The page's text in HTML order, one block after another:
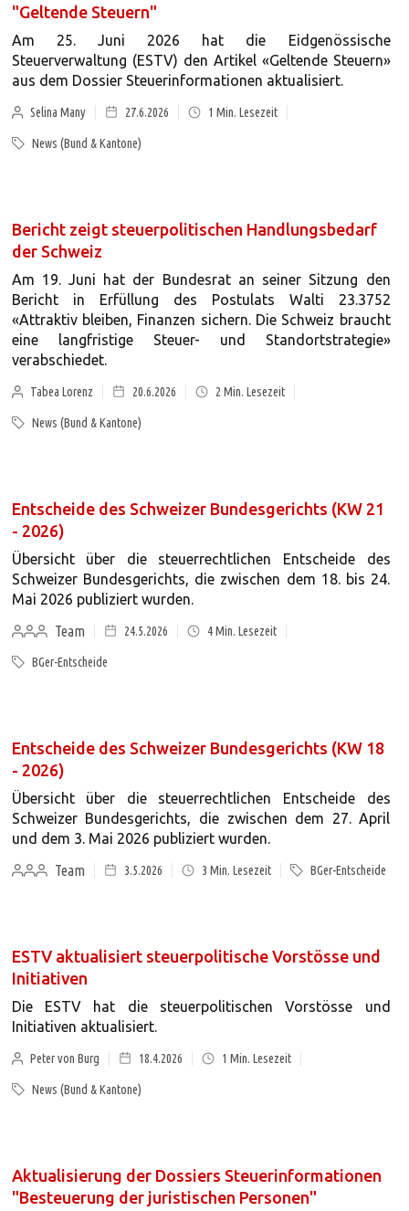
"Geltende Steuern"
Am 25. Juni 2026 hat die Eidgenössische
Steuerverwaltung (ESTV) den Artikel «Geltende Steuern»
aus dem Dossier Steuerinformationen aktualisiert.
Selina Many 27.6.2026 1 Min. Lesezeit
News (Bund & Kantone)
Bericht zeigt steuerpolitischen Handlungsbedarf
der Schweiz
Am 19. Juni hat der Bundesrat an seiner Sitzung den
Bericht in Erfüllung des Postulats Walti 23.3752
«Attraktiv bleiben, Finanzen sichern. Die Schweiz braucht
eine langfristige Steuer- und Standortstrategie»
verabschiedet.
Tabea Lorenz 20.6.2026 2 Min. Lesezeit
News (Bund & Kantone)
Entscheide des Schweizer Bundesgerichts (KW 21
- 2026)
Übersicht über die steuerrechtlichen Entscheide des
Schweizer Bundesgerichts, die zwischen dem 18. bis 24.
Mai 2026 publiziert wurden.
Team
24.5.2026 4Min. Lesezeit
BGer-Entscheide
Entscheide des Schweizer Bundesgerichts (KW 18
- 2026)
Übersicht über die steuerrechtlichen Entscheide des
Schweizer Bundesgerichts, die zwischen dem 27. April
und dem 3. Mai 2026 publiziert wurden.
Team
3.5.2026 3 Min. Lesezeit BGer-Entscheide
ESTV aktualisiert steuerpolitische Vorstösse und
Initiativen
Die ESTV hat die steuerpolitischen Vorstösse und
Initiativen aktualisiert.
Peter von Burg 18.4.2026 1 Min. Lesezeit
News (Bund & Kantone)
Aktualisierung der Dossiers Steuerinformationen
"Besteuerung der juristischen Personen"